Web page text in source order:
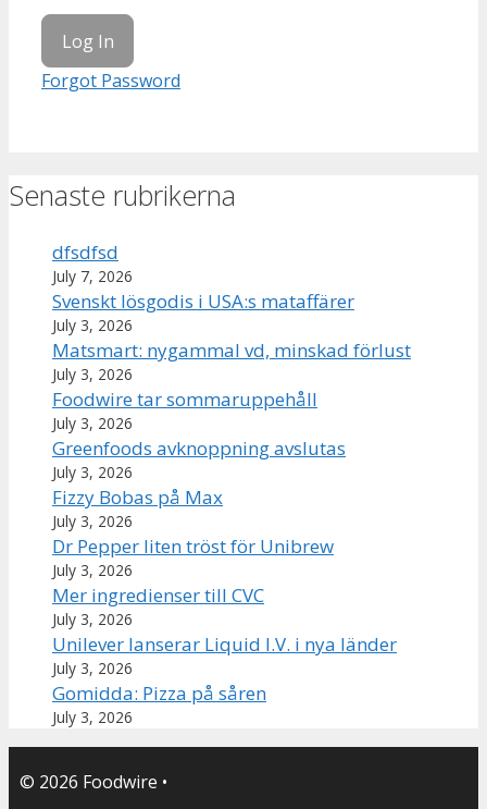
Forgot Password
Senaste rubrikerna
dfsdfsd
July 7, 2026
Svenskt lösgodis i USA:s mataffärer
July 3, 2026
Matsmart: nygammal vd, minskad förlust
July 3, 2026
Foodwire tar sommaruppehåll
July 3, 2026
Greenfoods avknoppning avslutas
July 3, 2026
Fizzy Bobas på Max
July 3, 2026
Dr Pepper liten tröst för Unibrew
July 3, 2026
Mer ingredienser till CVC
July 3, 2026
Unilever lanserar Liquid I.V. i nya länder
July 3, 2026
Gomidda: Pizza på såren
July 3, 2026
© 2026 Foodwire •